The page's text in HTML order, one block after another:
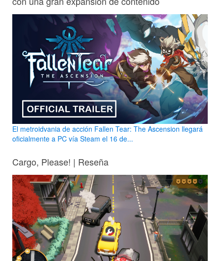
El metroidvania de acción Fallen Tear: The Ascension llegará
oficialmente a PC vía Steam el 16 de...
Cargo, Please! | Reseña